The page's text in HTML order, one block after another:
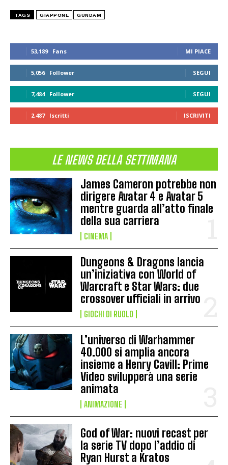
53,189 Fans MI PIACE
5,056 Follower SEGUI
7,484 Follower SEGUI
2,487 Iscritti ISCRIVITI
LE NEWS DELLA SETTIMANA
James Cameron potrebbe non
dirigere Avatar 4 e Avatar 5
mentre guarda all’atto finale
della sua carriera
CINEMA
Dungeons & Dragons lancia
un’iniziativa con World of
Warcraft e Star Wars: due
crossover ufficiali in arrivo
GIOCHI DI RUOLO
L’universo di Warhammer
40.000 si amplia ancora
insieme a Henry Cavill: Prime
Video svilupperà una serie
animata
ANIMAZIONE
God of War: nuovi recast per
la serie TV dopo l’addio di
Ryan Hurst a Kratos
TAGS GIAPPONE GUNDAM